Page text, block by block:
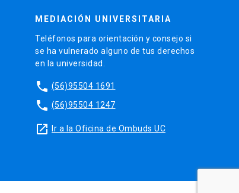
MEDIACIÓN UNIVERSITARIA
Teléfonos para orientación y consejo si
se ha vulnerado alguno de tus derechos
en la universidad.
phone (56)95504 1691
phone (56)95504 1247
launch Ir a la Oficina de Ombuds UC